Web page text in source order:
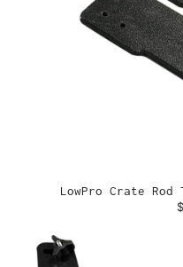
LowPro Crate